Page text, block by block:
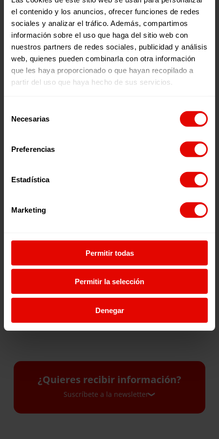
el contenido y los anuncios, ofrecer funciones de redes
sociales y analizar el tráfico. Además, compartimos
información sobre el uso que haga del sitio web con
nuestros partners de redes sociales, publicidad y análisis
web, quienes pueden combinarla con otra información
que les haya proporcionado o que hayan recopilado a
partir del uso que haya hecho de sus servicios.
Necesarias
Preferencias
Estadística
Marketing
Permitir todas
Permitir la selección
Denegar
seguridad en terreno, uso y gestión del seguro y
mensajes claves para la etapa que emprenden ya en sus
destinos. Las palabras que brotaron al final de la jornada
fueron agradecimiento, respaldo, reconectar, nervios…y
ganas, muchas ganas de volar y empezar la nueva etapa
que les llevará al encuentro con personas, realidades y
culturas que cambiarán sin duda su forma de mirar el
mundo.
UNA COLMENA PARA
ABRIR CAMINOS: LA
HISTORIA DE MARY EN
SUDÁN DEL SUR
PROTECCIÓN: CREANDO
OPORTUNIDADES PARA
LAS NIÑAS
¿Quieres recibir información?
Suscríbete a la newsletter